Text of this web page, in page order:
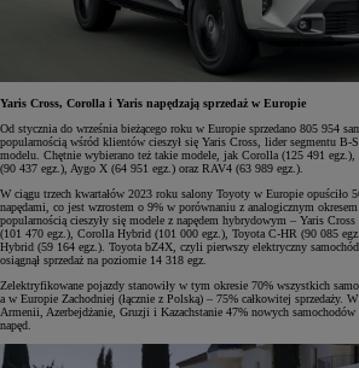
Yaris Cross, Corolla i Yaris napędzają sprzedaż w Europie
Od stycznia do września bieżącego roku w Europie sprzedano 805 954
popularnością wśród klientów cieszył się Yaris Cross, lider segmentu B-
modelu. Chętnie wybierano też takie modele, jak Corolla (125 491
(90 437 egz.), Aygo X (64 951 egz.) oraz RAV4 (63 989 egz.).
W ciągu trzech kwartałów 2023 roku salony Toyoty w Europie opuściło
napędami, co jest wzrostem o 9% w porównaniu z analogicznym
popularnością cieszyły się modele z napędem hybrydowym – Yaris
(101 470 egz.), Corolla Hybrid (101 000 egz.), Toyota C-HR (90 085
Hybrid (59 164 egz.). Toyota bZ4X, czyli pierwszy elektryczny
osiągnął sprzedaż na poziomie 14 318 egz.
Zelektryfikowane pojazdy stanowiły w tym okresie 70% wszystkich
a w Europie Zachodniej (łącznie z Polską) – 75% całkowitej sprzedaży.
Armenii, Azerbejdżanie, Gruzji i Kazachstanie 47% nowych
napęd.